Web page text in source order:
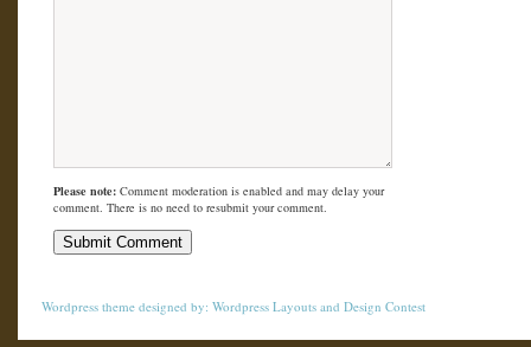
Please note: Comment moderation is enabled and may delay your
comment. There is no need to resubmit your comment.
Wordpress theme designed by: Wordpress Layouts and Design Contest